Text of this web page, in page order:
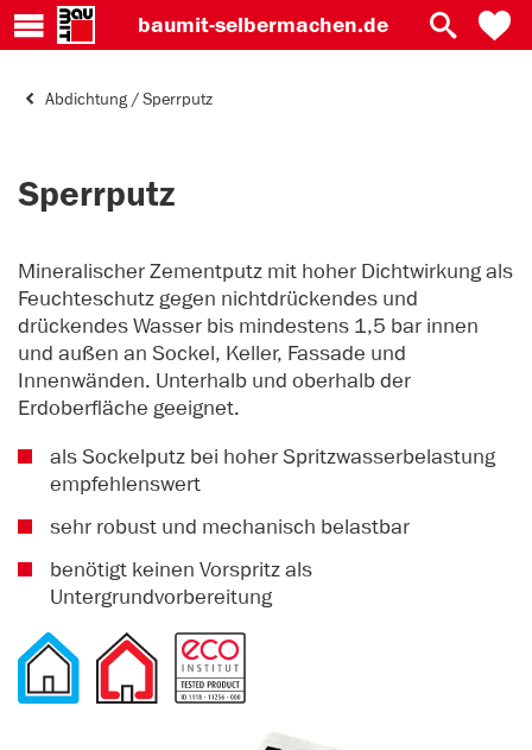
baumit-selbermachen.de
Abdichtung / Sperrputz
Sperrputz
Mineralischer Zementputz mit hoher Dichtwirkung als
Feuchteschutz gegen nichtdrückendes und
drückendes Wasser bis mindestens 1,5 bar innen
und außen an Sockel, Keller, Fassade und
Innenwänden. Unterhalb und oberhalb der
Erdoberfläche geeignet.
als Sockelputz bei hoher Spritzwasserbelastung
empfehlenswert
sehr robust und mechanisch belastbar
benötigt keinen Vorspritz als
Untergrundvorbereitung